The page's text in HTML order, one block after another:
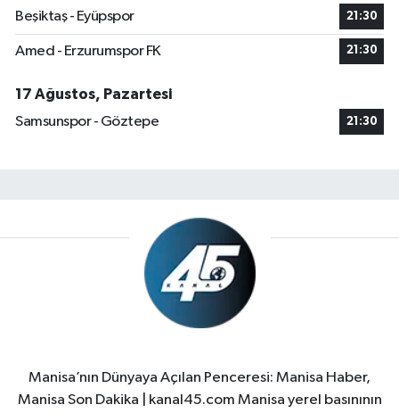
Beşiktaş - Eyüpspor 21:30
Amed - Erzurumspor FK 21:30
17 Ağustos, Pazartesi
Samsunspor - Göztepe
21:30
Manisa’nın Dünyaya Açılan Penceresi: Manisa Haber,
Manisa Son Dakika | kanal45.com Manisa yerel basınının